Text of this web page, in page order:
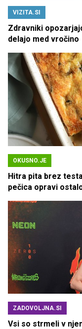
VIZITA.SI
Zdravniki
delajo med vročino
OKUSNO.JE
Hitra pita brez
pečica opravi
ZADOVOLJNA.SI
Vsi so strmeli v